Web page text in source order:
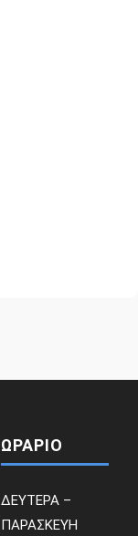
ΩΡΑΡΙΟ
ΔΕΥΤΕΡΑ –
ΠΑΡΑΣΚΕΥΗ